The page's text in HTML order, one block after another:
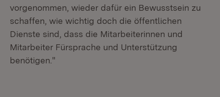
vorgenommen, wieder dafür ein Bewusstsein zu
schaffen, wie wichtig doch die öffentlichen
Dienste sind, dass die Mitarbeiterinnen und
Mitarbeiter Fürsprache und Unterstützung
benötigen."